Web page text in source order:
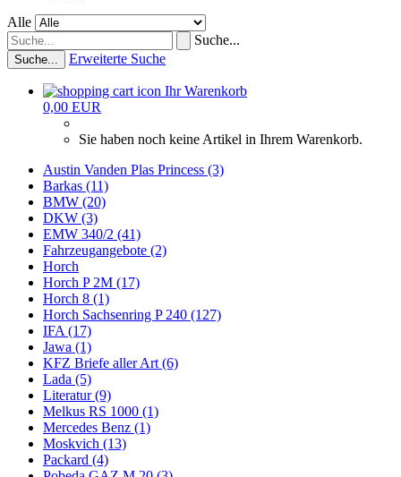
Alle
Suche...
Suche... Erweiterte Suche
Ihr Warenkorb
0,00 EUR
Sie haben noch keine Artikel in Ihrem Warenkorb.
Austin Vanden Plas Princess (3)
Barkas (11)
BMW (20)
DKW (3)
EMW 340/2 (41)
Fahrzeugangebote (2)
Horch
Horch P 2M (17)
Horch 8 (1)
Horch Sachsenring P 240 (127)
IFA (17)
Jawa (1)
KFZ Briefe aller Art (6)
Lada (5)
Literatur (9)
Melkus RS 1000 (1)
Mercedes Benz (1)
Moskvich (13)
Packard (4)